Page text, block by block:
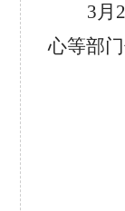
3月
心等部